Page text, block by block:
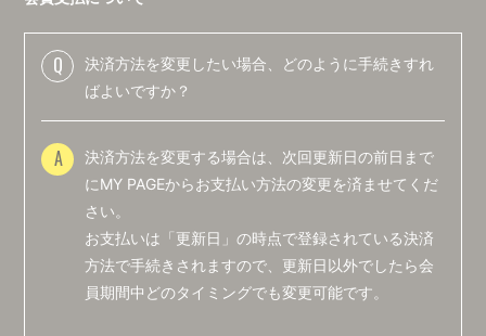
ログイン
Q
決済方法を変更したい場合、どのように手続きすれ
ばよいですか？
A
決済方法を変更する場合は、次回更新日の前日まで
にMY PAGEからお支払い方法の変更を済ませてくだ
さい。
お支払いは「更新日」の時点で登録されている決済
方法で手続きされますので、更新日以外でしたら会
員期間中どのタイミングでも変更可能です。